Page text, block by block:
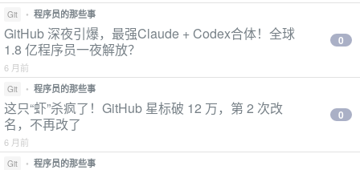
Git • 程序员的那些事
GitHub 深夜引爆，最强Claude + Codex合体！全球
1.8 亿程序员一夜解放？
6 月前
0
Git • 程序员的那些事
这只“虾”杀疯了！GitHub 星标破 12 万，第 2 次改
名，不再改了
6 月前
0
Git • 程序员的那些事